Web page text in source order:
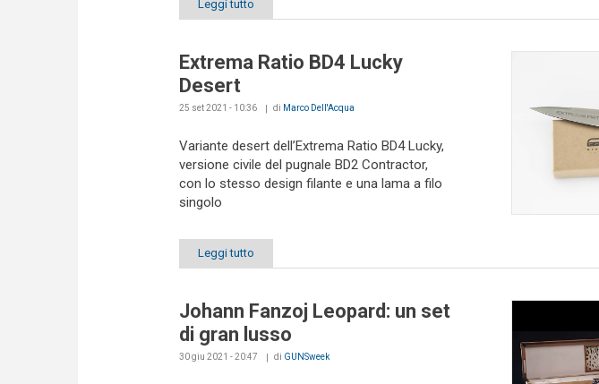
Leggi tutto
Extrema Ratio BD4 Lucky
Desert
25 set 2021 - 10:36 di Marco Dell'Acqua
Variante desert dell’Extrema Ratio BD4 Lucky,
versione civile del pugnale BD2 Contractor,
con lo stesso design filante e una lama a filo
singolo
Leggi tutto
Johann Fanzoj Leopard: un set
di gran lusso
30 giu 2021 - 20:47 di GUNSweek